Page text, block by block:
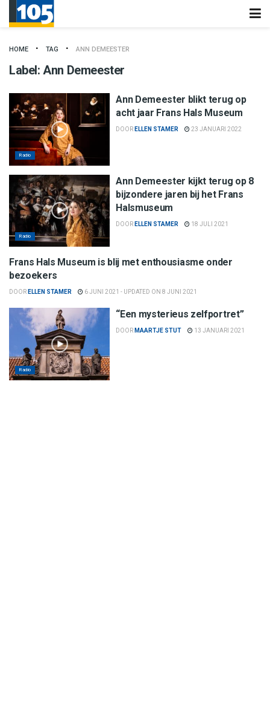
HOME TAG ANN DEMEESTER
Label:Ann Demeester
Radio
Ann Demeester blikt terug op
acht jaar Frans Hals Museum
DOOR ELLEN STAMER 23 JANUARI 2022
Radio
Ann Demeester kijkt terug op 8
bijzondere jaren bij het Frans
Halsmuseum
DOOR ELLEN STAMER 18 JULI 2021
Frans Hals Museum is blij met enthousiasme onder
bezoekers
DOOR ELLEN STAMER 6 JUNI 2021 - UPDATED ON 8 JUNI 2021
Radio
“Een mysterieus zelfportret”
DOOR MAARTJE STUT 13 JANUARI 2021